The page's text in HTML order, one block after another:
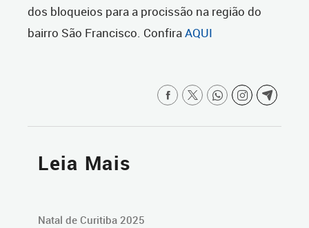
dos bloqueios para a procissão na região do
bairro São Francisco. ConfiraAQUI
Leia Mais
Natal de Curitiba 2025